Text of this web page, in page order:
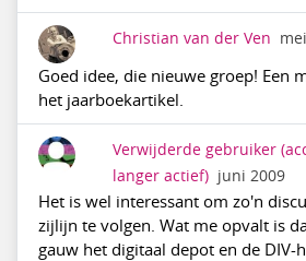
Christian van der Ven
Goed idee, die nieuwe groep! Een
het jaarboekartikel.
Verwijderde gebruiker
langer actief) juni 2009
Het is wel interessant om zo'n
zijlijn te volgen. Wat me opvalt is
gauw het digitaal depot en de DIV-